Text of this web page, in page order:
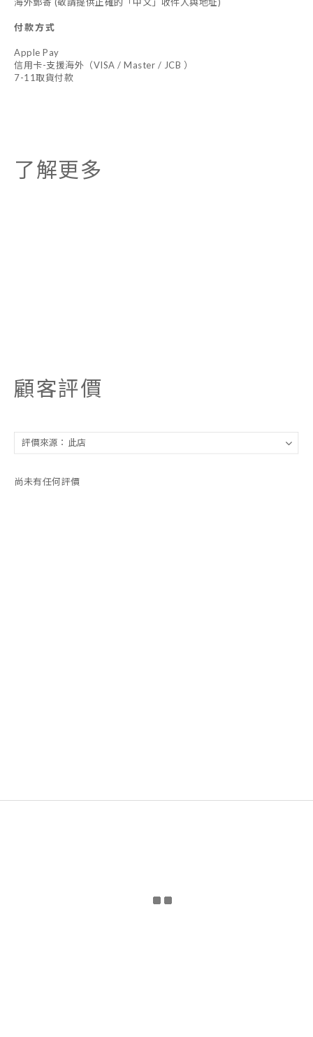
付款方式
Apple Pay
信用卡-支援海外（VISA / Master / JCB ）
7-11取貨付款
了解更多
顧客評價
尚未有任何評價